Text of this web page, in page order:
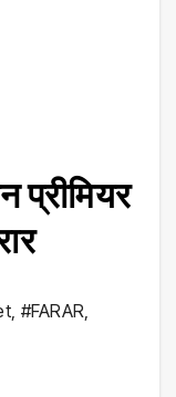
, #FARAR